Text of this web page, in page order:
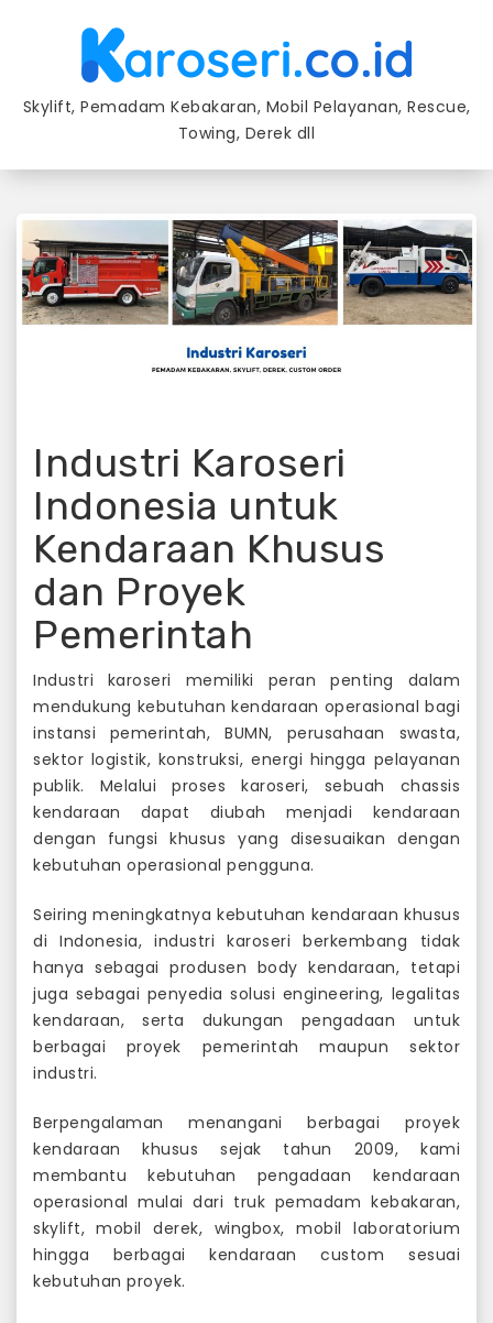
content
Skylift, Pemadam Kebakaran, Mobil Pelayanan, Rescue,
Towing, Derek dll
Industri Karoseri
Indonesia untuk
Kendaraan Khusus
dan Proyek
Pemerintah
Industri karoseri memiliki peran penting dalam
mendukung kebutuhan kendaraan operasional bagi
instansi pemerintah, BUMN, perusahaan swasta,
sektor logistik, konstruksi, energi hingga pelayanan
publik. Melalui proses karoseri, sebuah chassis
kendaraan dapat diubah menjadi kendaraan
dengan fungsi khusus yang disesuaikan dengan
kebutuhan operasional pengguna.
Seiring meningkatnya kebutuhan kendaraan khusus
di Indonesia, industri karoseri berkembang tidak
hanya sebagai produsen body kendaraan, tetapi
juga sebagai penyedia solusi engineering, legalitas
kendaraan, serta dukungan pengadaan untuk
berbagai proyek pemerintah maupun sektor
industri.
Berpengalaman menangani berbagai proyek
kendaraan khusus sejak tahun 2009, kami
membantu kebutuhan pengadaan kendaraan
operasional mulai dari truk pemadam kebakaran,
skylift,mobil derek, wingbox, mobil laboratorium
hingga berbagai kendaraan custom sesuai
kebutuhan proyek.